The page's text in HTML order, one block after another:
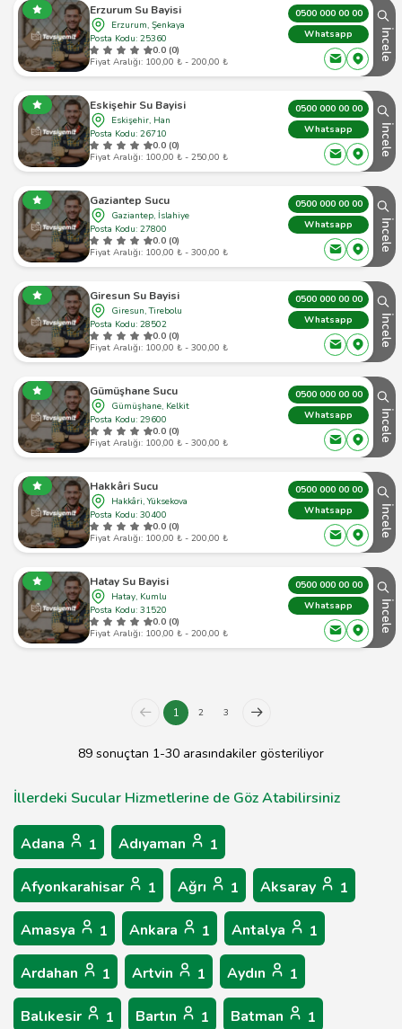
Erzurum Su Bayisi
Erzurum, Şenkaya
Posta Kodu: 25360
0.0 (0)
Fiyat Aralığı: 100,00 ₺ - 200,00 ₺
0500 000 00 00
Whatsapp
İncele
Eskişehir Su Bayisi
Eskişehir, Han
Posta Kodu: 26710
0.0 (0)
Fiyat Aralığı: 100,00 ₺ - 250,00 ₺
0500 000 00 00
Whatsapp
İncele
Gaziantep Sucu
Gaziantep, İslahiye
Posta Kodu: 27800
0.0 (0)
Fiyat Aralığı: 100,00 ₺ - 300,00 ₺
0500 000 00 00
Whatsapp
İncele
Giresun Su Bayisi
Giresun, Tirebolu
Posta Kodu: 28502
0.0 (0)
Fiyat Aralığı: 100,00 ₺ - 300,00 ₺
0500 000 00 00
Whatsapp
İncele
Gümüşhane Sucu
Gümüşhane, Kelkit
Posta Kodu: 29600
0.0 (0)
Fiyat Aralığı: 100,00 ₺ - 300,00 ₺
0500 000 00 00
Whatsapp
İncele
Hakkâri Sucu
Hakkâri, Yüksekova
Posta Kodu: 30400
0.0 (0)
Fiyat Aralığı: 100,00 ₺ - 200,00 ₺
0500 000 00 00
Whatsapp
İncele
Hatay Su Bayisi
Hatay, Kumlu
Posta Kodu: 31520
0.0 (0)
Fiyat Aralığı: 100,00 ₺ - 200,00 ₺
0500 000 00 00
Whatsapp
İncele
1 2 3
89 sonuçtan 1-30 arasındakiler gösteriliyor
İllerdeki Sucular Hizmetlerine de Göz Atabilirsiniz
Adana 1 Adıyaman 1
Afyonkarahisar 1 Ağrı 1 Aksaray 1
Amasya 1 Ankara 1 Antalya 1
Ardahan 1 Artvin 1 Aydın 1
Balıkesir 1 Bartın 1 Batman 1